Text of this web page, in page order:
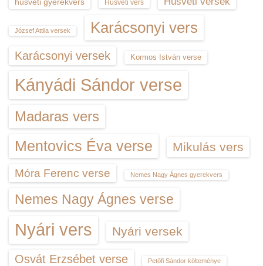
Húsvéti vers
József Attila versek Karácsonyi vers
Karácsonyi versek Kormos István verse
Kányádi Sándor verse
Madaras vers
Mentovics Éva verse Mikulás vers
Móra Ferenc verse Nemes Nagy Ágnes gyerekvers
Nemes Nagy Ágnes verse
Nyári vers Nyári versek
Osvát Erzsébet verse Petőfi Sándor költeménye